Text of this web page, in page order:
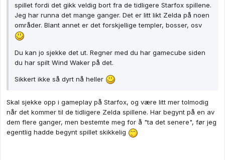
spillet fordi det gikk veldig bort fra de tidligere Starfox spillene.
Jeg har runna det mange ganger. Det er litt likt Zelda på noen
områder. Blant annet er det forskjellige templer, bosser, osv
Du kan jo sjekke det ut. Regner med du har gamecube siden
du har spilt Wind Waker på det.
Sikkert ikke så dyrt nå heller
Skal sjekke opp i gameplay på Starfox, og være litt mer tolmodig
når det kommer til de tidligere Zelda spillene. Har begynt på en av
dem flere ganger, men bestemte meg for å "ta det senere", før jeg
egentlig hadde begynt spillet skikkelig